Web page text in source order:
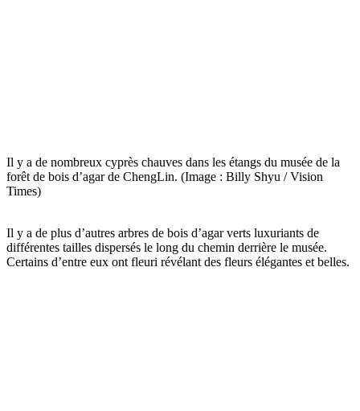
Il y a de nombreux cyprès chauves dans les étangs du musée de la
forêt de bois d’agar de ChengLin. (Image : Billy Shyu / Vision
Times)
Il y a de plus d’autres arbres de bois d’agar verts luxuriants de
différentes tailles dispersés le long du chemin derrière le musée.
Certains d’entre eux ont fleuri révélant des fleurs élégantes et belles.